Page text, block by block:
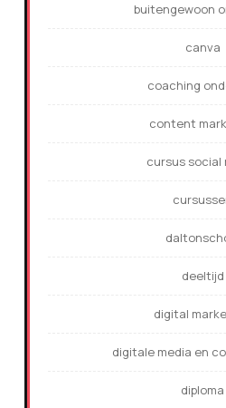
buitengewoon
canva
coaching
content
cursus social
deeltijd
digital
digitale media en
diploma